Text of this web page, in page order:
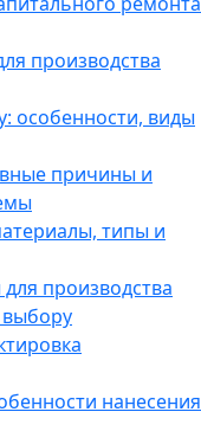
производства
особенности, виды
причины и
типы и
производства
нанесения